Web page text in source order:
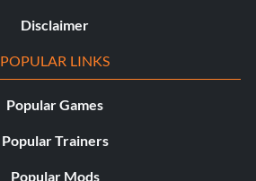
Disclaimer
POPULAR LINKS
Popular Games
Popular Trainers
Popular Mods